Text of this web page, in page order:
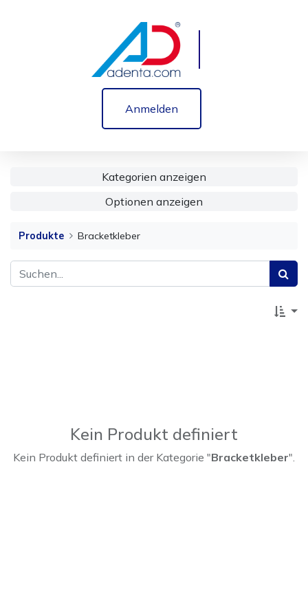
Anmelden
Kategorien anzeigen
Optionen anzeigen
Produkte Bracketkleber
Kein Produkt definiert
Kein Produkt definiert in der Kategorie "Bracketkleber".